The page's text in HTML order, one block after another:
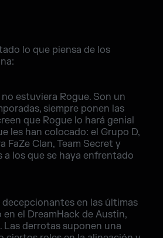
lo que piensa de los
estuviera Rogue. Son un
siempre ponen las
que Rogue lo hará genial
les han colocado: el Grupo D,
Clan, Team Secret y
a los que se haya enfrentado
decepcionantes en las últimas
el DreamHack de Austin,
Las derrotas suponen una